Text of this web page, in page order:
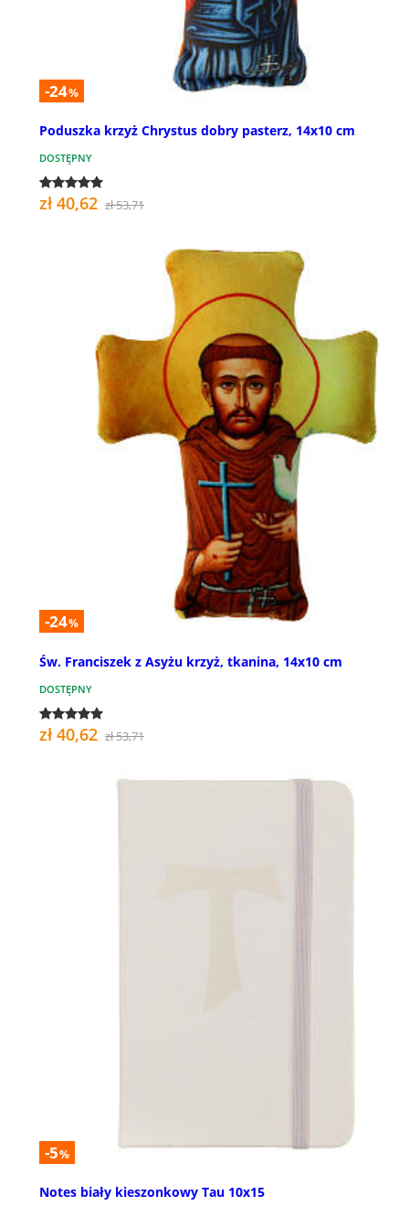
-24%
Poduszka krzyż Chrystus dobry pasterz, 14x10 cm
DOSTĘPNY
zł 40,62 zł 53,71
-24%
Św. Franciszek z Asyżu krzyż, tkanina, 14x10 cm
DOSTĘPNY
zł 40,62 zł 53,71
-5%
Notes biały kieszonkowy Tau 10x15